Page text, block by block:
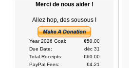
Merci de nous aider !
Allez hop, des sousous !
Year 2026 Goal:
€50.00
Due Date:
déc 31
Total Receipts:
€60.00
PayPal Fees:
€4.21